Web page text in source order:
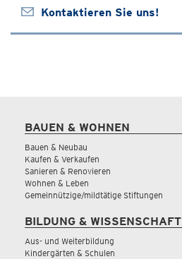
Kontaktieren Sie uns!
BAUEN & WOHNEN
Bauen & Neubau
Kaufen & Verkaufen
Sanieren & Renovieren
Wohnen & Leben
Gemeinnützige/mildtätige Stiftungen
BILDUNG & WISSENSCHAFT
Aus- und Weiterbildung
Kindergärten & Schulen